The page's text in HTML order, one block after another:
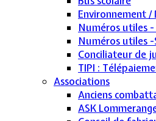
Environnement /
Numéros utiles -
Numéros utiles
Conciliateur de
TIPI :
Associations
Anciens
ASK